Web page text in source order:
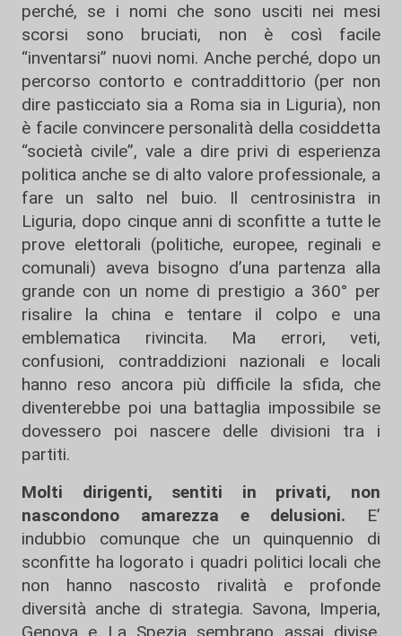
perché, se i nomi che sono usciti nei mesi
scorsi sono bruciati, non è così facile
“inventarsi” nuovi nomi. Anche perché, dopo un
percorso contorto e contraddittorio (per non
dire pasticciato sia a Roma sia in Liguria), non
è facile convincere personalità della cosiddetta
“società civile”, vale a dire privi di esperienza
politica anche se di alto valore professionale, a
fare un salto nel buio. Il centrosinistra in
Liguria, dopo cinque anni di sconfitte a tutte le
prove elettorali (politiche, europee, reginali e
comunali) aveva bisogno d’una partenza alla
grande con un nome di prestigio a 360° per
risalire la china e tentare il colpo e una
emblematica rivincita. Ma errori, veti,
confusioni, contraddizioni nazionali e locali
hanno reso ancora più difficile la sfida, che
diventerebbe poi una battaglia impossibile se
dovessero poi nascere delle divisioni tra i
partiti.
Molti dirigenti, sentiti in privati, non
nascondono amarezza e delusioni. E’
indubbio comunque che un quinquennio di
sconfitte ha logorato i quadri politici locali che
non hanno nascosto rivalità e profonde
diversità anche di strategia. Savona, Imperia,